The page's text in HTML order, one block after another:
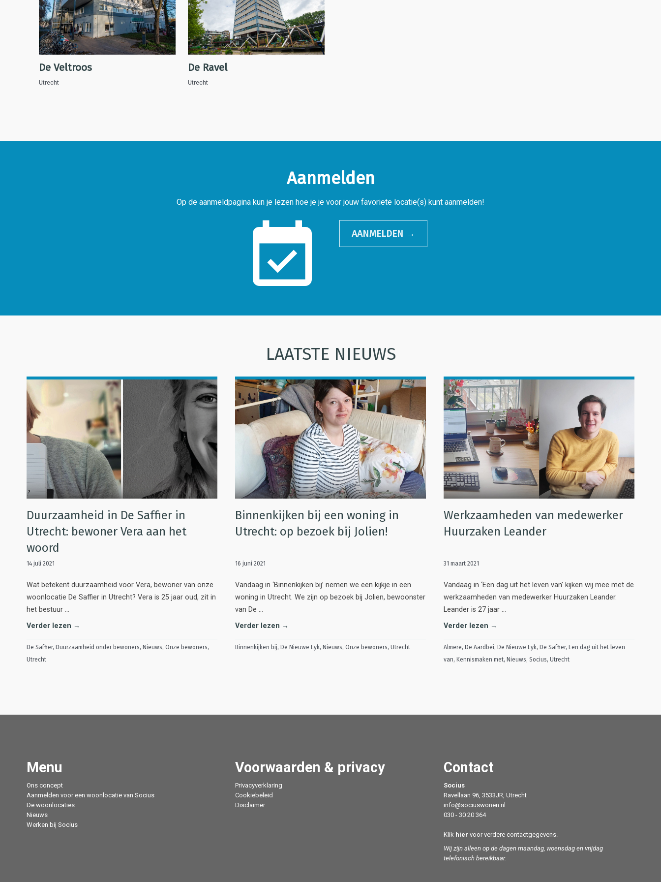
De Veltroos
Utrecht
De Ravel
Utrecht
Aanmelden
Op de aanmeldpagina kun je lezen hoe je je voor jouw favoriete locatie(s) kunt aanmelden!
AANMELDEN →
LAATSTE NIEUWS
Duurzaamheid in De Saffier in
Utrecht: bewoner Vera aan het
woord
14 juli 2021
Wat betekent duurzaamheid voor Vera, bewoner van onze
woonlocatie De Saffier in Utrecht? Vera is 25 jaar oud, zit in
het bestuur …
Verder lezen →
De Saffier, Duurzaamheid onder bewoners, Nieuws, Onze bewoners,
Utrecht
Binnenkijken bij een woning in
Utrecht: op bezoek bij Jolien!
16 juni 2021
Vandaag in ‘Binnenkijken bij’ nemen we een kijkje in een
woning in Utrecht. We zijn op bezoek bij Jolien, bewoonster
van De …
Verder lezen →
Binnenkijken bij, De Nieuwe Eyk, Nieuws, Onze bewoners, Utrecht
Werkzaamheden van medewerker
Huurzaken Leander
31 maart 2021
Vandaag in ‘Een dag uit het leven van’ kijken wij mee met de
werkzaamheden van medewerker Huurzaken Leander.
Leander is 27 jaar …
Verder lezen →
Almere, De Aardbei, De Nieuwe Eyk, De Saffier, Een dag uit het leven
van, Kennismaken met, Nieuws, Socius, Utrecht
Menu
Ons concept
Aanmelden voor een woonlocatie van Socius
De woonlocaties
Nieuws
Werken bij Socius
Voorwaarden & privacy
Privacyverklaring
Cookiebeleid
Disclaimer
Contact
Socius
Ravellaan 96, 3533JR, Utrecht
info@sociuswonen.nl
030 - 30 20 364
Klik hier voor verdere contactgegevens.
Wij zijn alleen op de dagen maandag, woensdag en vrijdag
telefonisch bereikbaar.